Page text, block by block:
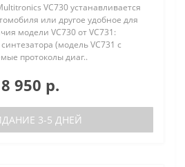
VC730 устанавливается
или другое удобное для
модели VC730 от VC731:
(модель VC731 с
протоколы диаг..
8 950 р.
3-5 ДНЕЙ